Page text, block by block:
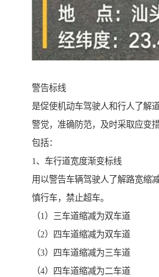
警告标线
是促使机动车驾驶人和行人了解
警觉，准确防范，及时采取应变措
包括：
1、车行道宽度渐变标线
用以警告车辆驾驶人了解路宽缩
慎行车，禁止超车。
（1）三车道缩减为双车道
（2）四车道缩减为双车道
（3）四车道缩减为三车道
（4）四车道缩减为二车道